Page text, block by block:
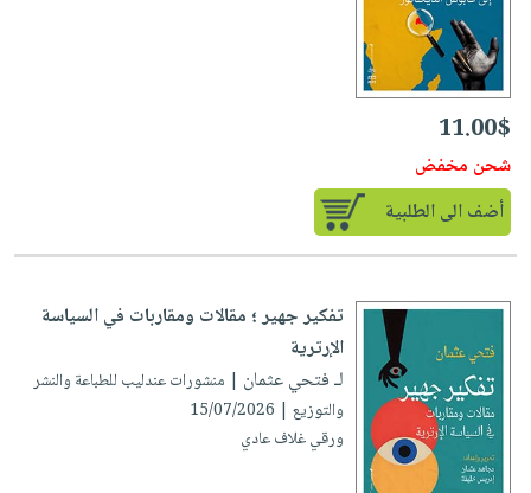
11.00$
شحن مخفض
أضف الى الطلبية
تفكير جهير ؛ مقالات ومقاربات في السياسة
الإرترية
لـ فتحي عثمان | منشورات عندليب للطباعة والنشر
والتوزيع | 15/07/2026
ورقي غلاف عادي